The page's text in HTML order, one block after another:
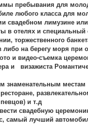
пребывания для
любого класса для
свадебном лимузине
в отелях и
торжественного
на берегу моря
и видео-съемка
и визажиста
знаменательным местам
и т.д
свадебную
самый лучший